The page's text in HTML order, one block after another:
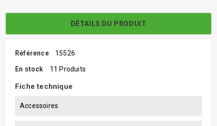
DÉTAILS DU PRODUIT
Référence 15526
En stock 11 Produits
Fiche technique
Accessoires